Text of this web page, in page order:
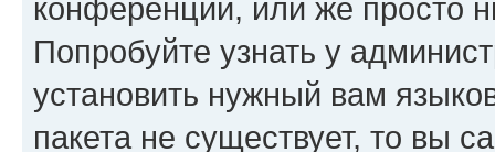
конференции, или же просто
Попробуйте узнать у
установить нужный вам
пакета не существует, то вы